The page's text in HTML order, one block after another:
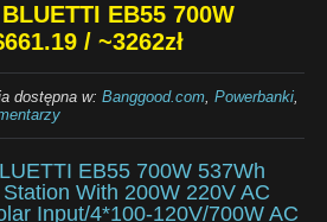
EB55 700W
/ ~3262zł
dostępna w: Banggood.com, Powerbanki,